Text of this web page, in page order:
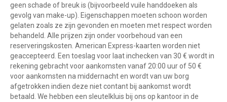
geen schade of breuk is (bijvoorbeeld vuile handdoeken als
gevolg van make-up). Eigenschappen moeten schoon worden
gelaten zoals ze zijn gevonden en moeten met respect worden
behandeld. Alle prijzen zijn onder voorbehoud van een
reserveringskosten. American Express-kaarten worden niet
geaccepteerd. Een toeslag voor laat inchecken van 30 € wordt in
rekening gebracht voor aankomsten vanaf 20:00 uur of 50 €
voor aankomsten na middernacht en wordt van uw borg
afgetrokken indien deze niet contant bij aankomst wordt
betaald. We hebben een sleutelkluis bij ons op kantoor in de